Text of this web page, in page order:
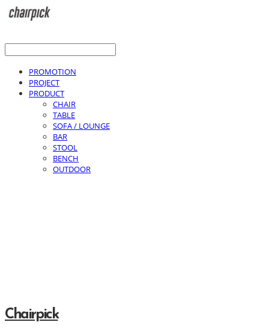
PROMOTION
PROJECT
PRODUCT
CHAIR
TABLE
SOFA / LOUNGE
BAR
STOOL
BENCH
OUTDOOR
Chairpick